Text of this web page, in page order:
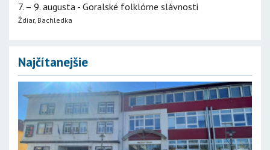
7. – 9. augusta - Goralské folklórne slávnosti
Ždiar, Bachledka
Najčítanejšie